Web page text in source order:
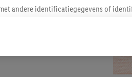
andere identificatiegegevens of
kunnen advertenties in het kader
(bijvoorbeeld door het product in de
apparaten en verschillende
en eventuele andere